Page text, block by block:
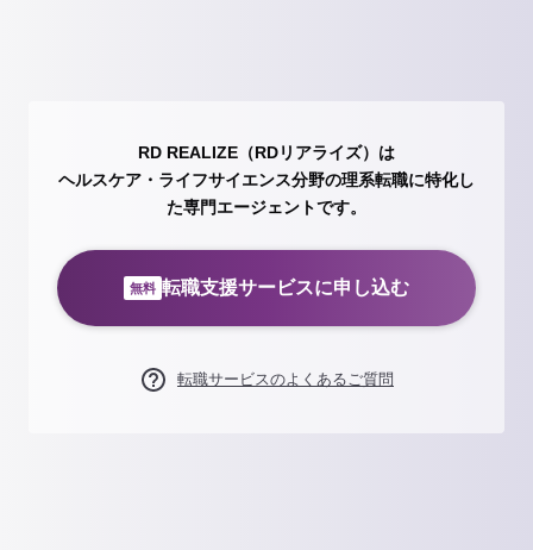
RD REALIZE（RDリアライズ）は
ヘルスケア・ライフサイエンス分野の理系転職に特化し
た専門エージェントです。
無料 転職支援サービスに申し込む
転職サービスのよくあるご質問